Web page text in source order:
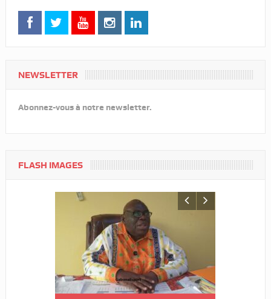
NEWSLETTER
Abonnez-vous à notre newsletter.
FLASH IMAGES